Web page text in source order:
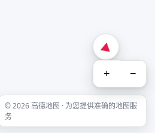
+ −
© 2026 高德地图 · 为您提供准确的地图服
务